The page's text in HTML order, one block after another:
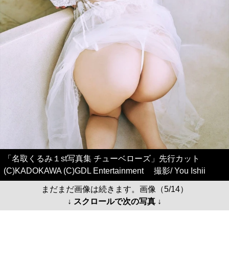
「名取くるみ１st写真集 チューベローズ」先行カット
(C)KADOKAWA (C)GDL Entertainment 撮影/ You Ishii
まだまだ画像は続きます。画像（5/14）
↓ スクロールで次の写真 ↓